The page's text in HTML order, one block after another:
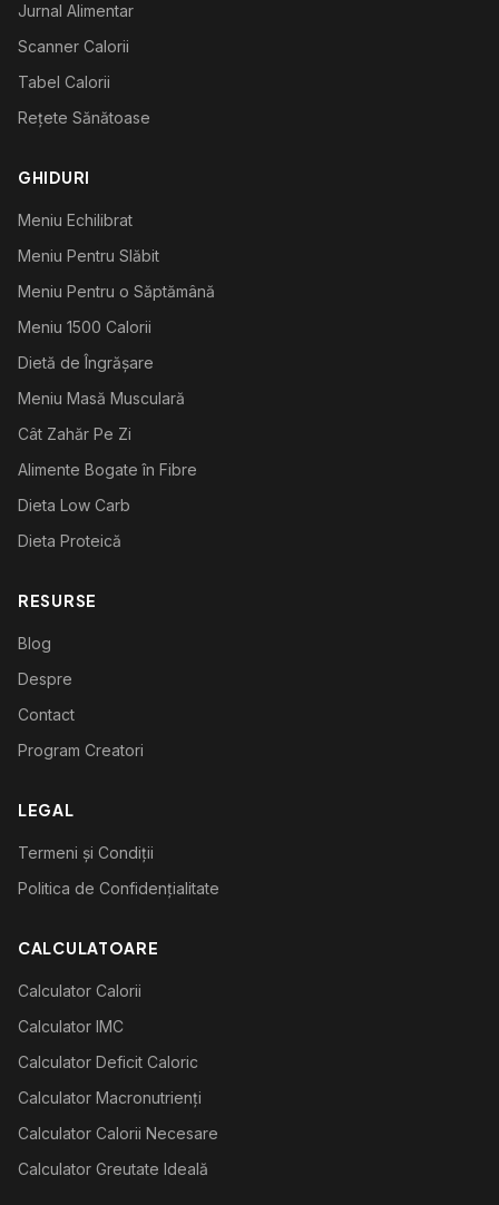
Jurnal Alimentar
Scanner Calorii
Tabel Calorii
Rețete Sănătoase
GHIDURI
Meniu Echilibrat
Meniu Pentru Slăbit
Meniu Pentru o Săptămână
Meniu 1500 Calorii
Dietă de Îngrășare
Meniu Masă Musculară
Cât Zahăr Pe Zi
Alimente Bogate în Fibre
Dieta Low Carb
Dieta Proteică
RESURSE
Blog
Despre
Contact
Program Creatori
LEGAL
Termeni și Condiții
Politica de Confidențialitate
CALCULATOARE
Calculator Calorii
Calculator IMC
Calculator Deficit Caloric
Calculator Macronutrienți
Calculator Calorii Necesare
Calculator Greutate Ideală